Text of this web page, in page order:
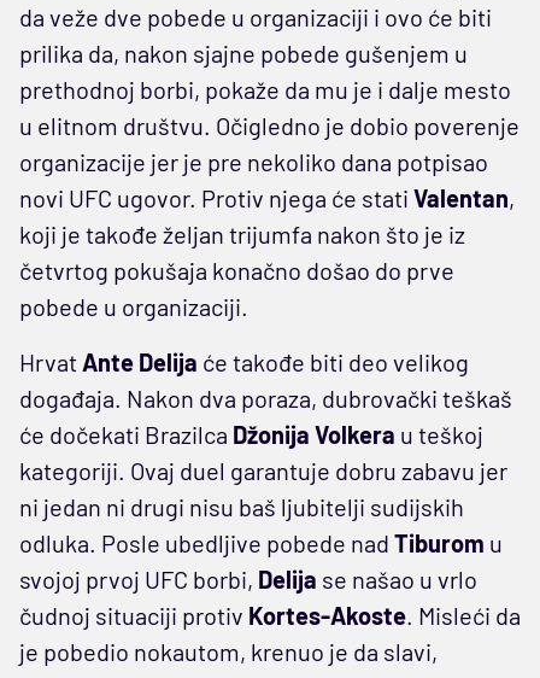
da veže dve pobede u organizaciji i ovo će biti
prilika da, nakon sjajne pobede gušenjem u
prethodnoj borbi, pokaže da mu je i dalje mesto
u elitnom društvu. Očigledno je dobio poverenje
organizacije jer je pre nekoliko dana potpisao
novi UFC ugovor. Protiv njega će stati Valentan,
koji je takođe željan trijumfa nakon što je iz
četvrtog pokušaja konačno došao do prve
pobede u organizaciji.
Hrvat Ante Delija će takođe biti deo velikog
događaja. Nakon dva poraza, dubrovački teškaš
će dočekati Brazilca Džonija Volkera u teškoj
kategoriji. Ovaj duel garantuje dobru zabavu jer
ni jedan ni drugi nisu baš ljubitelji sudijskih
odluka. Posle ubedljive pobede nad Tiburom u
svojoj prvoj UFC borbi, Delija se našao u vrlo
čudnoj situaciji protiv Kortes-Akoste. Misleći da
je pobedio nokautom, krenuo je da slavi,